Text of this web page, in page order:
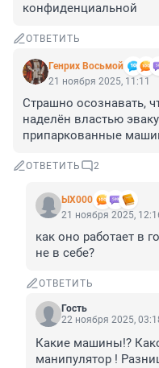
конфиденциальной
ОТВЕТИТЬ
Генрих Восьмой
21 ноября 2025, 11:11
Страшно осознавать,
наделён властью
припаркованные
ОТВЕТИТЬ 2
ЫХ000
21 ноября 2025,
как оно работает в
не в себе?
ОТВЕТИТЬ
Гость
22 ноября 2025,
Какие машины!?
манипулятор !